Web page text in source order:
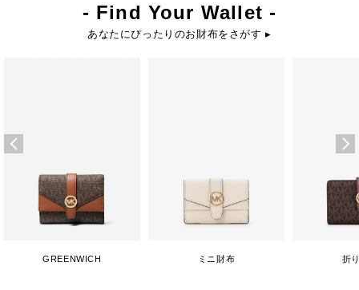
- Find Your Wallet -
あなたにぴったりのお財布をさがす ▸
GREENWICH ミニ財布 折